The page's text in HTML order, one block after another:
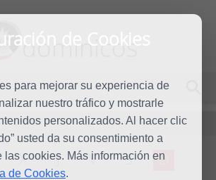
de Cookies
para mejorar su experiencia de
nuestro tráfico y mostrarle
personalizados. Al hacer clic
usted da su consentimiento a
las cookies. Más información en
de Cookies.
dominicos
X J V S D